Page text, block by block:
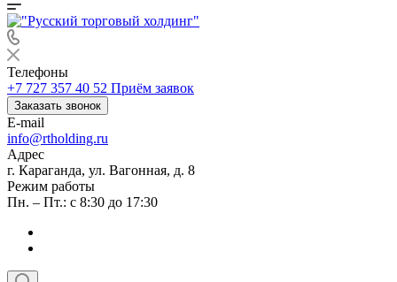
Телефоны
+7 727 357 40 52 Приём заявок
Заказать звонок
E-mail
info@rtholding.ru
Адрес
г. Караганда, ул. Вагонная, д. 8
Режим работы
Пн. – Пт.: с 8:30 до 17:30